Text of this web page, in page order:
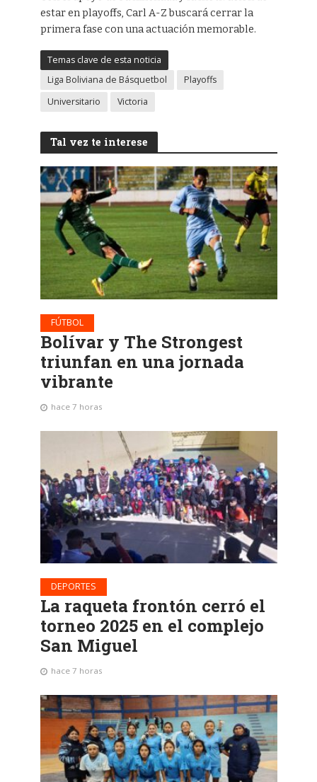
estar en playoffs, Carl A-Z buscará cerrar la
primera fase con una actuación memorable.
Temas clave de esta noticia
Liga Boliviana de Básquetbol
Playoffs
Universitario
Victoria
Tal vez te interese
FÚTBOL
Bolívar y The Strongest
triunfan en una jornada
vibrante
hace 7 horas
DEPORTES
La raqueta frontón cerró el
torneo 2025 en el complejo
San Miguel
hace 7 horas